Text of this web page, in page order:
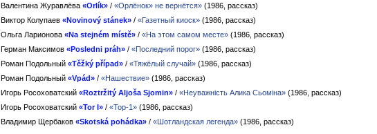
Валентина Журавлёва «Orlík» / «Орлёнок» не вернётся» (1986, рассказ)
Виктор Колупаев «Novinový stánek» / «Газетный киоск» (1986, рассказ)
Ольга Ларионова «Na stejném místě» / «На этом самом месте» (1986, рассказ)
Герман Максимов «Posledni práh» / «Последний порог» (1986, рассказ)
Роман Подольный «Těžký případ» / «Тяжёлый случай» (1986, рассказ)
Роман Подольный «Vpád» / «Нашествие» (1986, рассказ)
Игорь Росоховатский «Roztržitý Aljoša Sjomin» / «Неуважність Алика Сьоміна» (1986, рассказ)
Игорь Росоховатский «Tor I» / «Тор-1» (1986, рассказ)
Владимир Щербаков «Skotská pohádka» / «Шотландская легенда» (1986, рассказ)